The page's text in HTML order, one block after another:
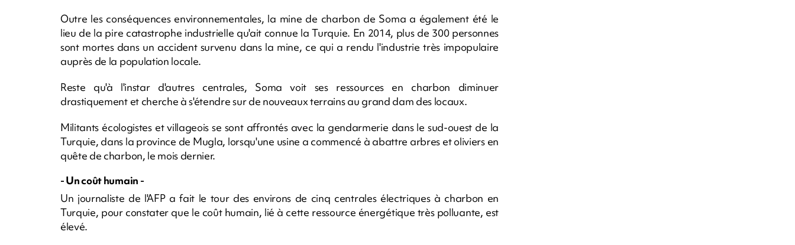
Outre les conséquences environnementales, la mine de charbon de Soma a également été le
lieu de la pire catastrophe industrielle qu'ait connue la Turquie. En 2014, plus de 300 personnes
sont mortes dans un accident survenu dans la mine, ce qui a rendu l'industrie très impopulaire
auprès de la population locale.
Reste qu'à l'instar d'autres centrales, Soma voit ses ressources en charbon diminuer
drastiquement et cherche à s'étendre sur de nouveaux terrains au grand dam des locaux.
Militants écologistes et villageois se sont affrontés avec la gendarmerie dans le sud-ouest de la
Turquie, dans la province de Mugla, lorsqu'une usine a commencé à abattre arbres et oliviers en
quête de charbon, le mois dernier.
- Un coût humain -
Un journaliste de l'AFP a fait le tour des environs de cinq centrales électriques à charbon en
Turquie, pour constater que le coût humain, lié à cette ressource énergétique très polluante, est
élevé.